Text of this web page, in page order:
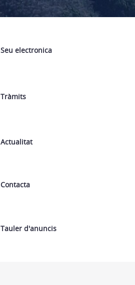
Seu electronica
Tràmits
Actualitat
Contacta
Tauler d'anuncis